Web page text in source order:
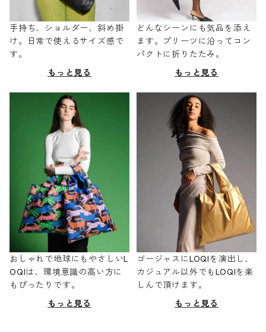
手持ち、ショルダー、斜め掛
け。日常で使えるサイズ感で
す。
もっと見る
どんなシーンにも気品を添え
ます。プリーツに沿ってコン
パクトに折りたたみ。
もっと見る
おしゃれで地球にもやさしいL
OQIは、環境意識の高い方に
もぴったりです。
もっと見る
ゴージャスにLOQIを演出し、
カジュアル以外でもLOQIを楽
しんで頂けます。
もっと見る